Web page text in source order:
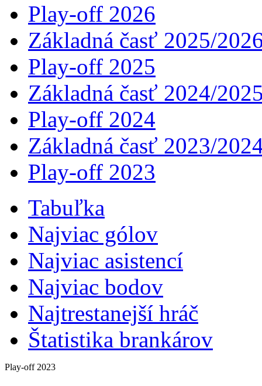
Play-off 2026
Základná časť 2025/
Play-off 2025
Základná časť 2024/
Play-off 2024
Základná časť 2023/
Play-off 2023
Tabuľka
Najviac gólov
Najviac asistencí­
Najviac bodov
Najtrestanejší hráč
Štatistika brankárov
Play-off 2023